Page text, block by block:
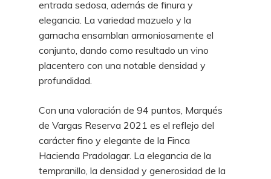
entrada sedosa, además de finura y
elegancia. La variedad mazuelo y la
garnacha ensamblan armoniosamente el
conjunto, dando como resultado un vino
placentero con una notable densidad y
profundidad.
Con una valoración de 94 puntos, Marqués
de Vargas Reserva 2021 es el reflejo del
carácter fino y elegante de la Finca
Hacienda Pradolagar. La elegancia de la
tempranillo, la densidad y generosidad de la